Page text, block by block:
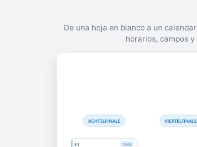
De una hoja en blanco a un
horarios, campos